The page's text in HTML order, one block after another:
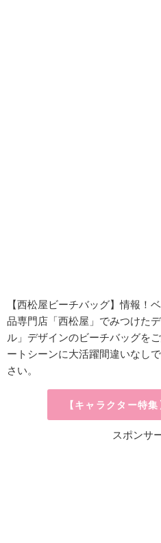
【西松屋ビーチバッグ】情報！
品専門店「西松屋」でみつけた
ル」デザインのビーチバッグを
ートシーンに大活躍間違いなし
さい。
【キャラクター特
スポンサ